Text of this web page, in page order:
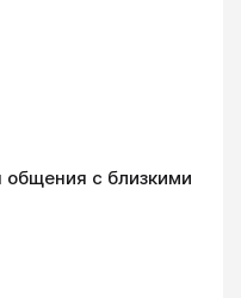
с близкими